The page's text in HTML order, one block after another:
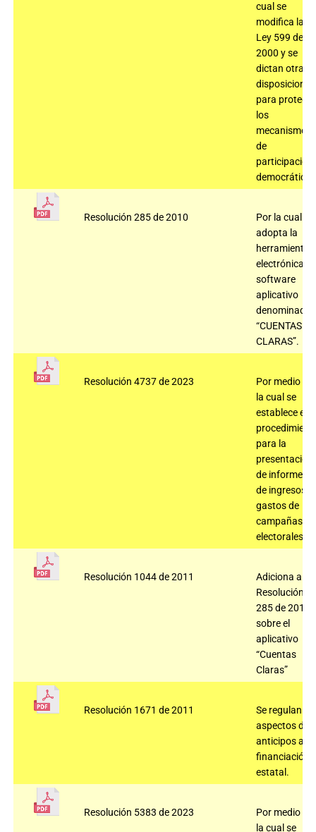
cual se
modifica la
Ley 599 de
2000 y se
dictan otras
disposiciones
para proteger
los
mecanismos
de
participación
democrática
Resolución 285 de 2010
Por la cual se
adopta la
herramienta
electrónica,
software
aplicativo
denominado
“CUENTAS
CLARAS”.
Resolución 4737 de 2023
Por medio de
la cual se
establece el
para la
presentación
de informes
de ingresos y
gastos de
campañas
electorales.
Resolución 1044 de 2011
Adiciona a la
Resolución
285 de 2010
sobre el
aplicativo
“Cuentas
Claras”
Resolución 1671 de 2011
Se regulan
aspectos de
anticipos a la
financiación
estatal.
Resolución 5383 de 2023
Por medio de
la cual se